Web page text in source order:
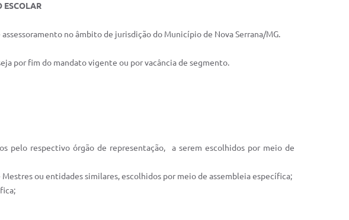
ESCOLAR
no âmbito de jurisdição do Município de Nova Serrana/MG.
por fim do mandato vigente ou por vacância de segmento.
respectivo órgão de representação, a serem escolhidos por meio de
ou entidades similares, escolhidos por meio de assembleia específica;